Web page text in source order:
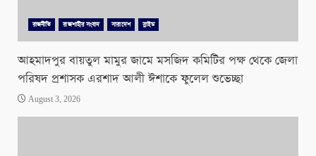
রাজনীতি রাজশাহীর সংবাদ সারাদেশ স্লাইড
আহমাদপুর বায়তুল মামুর জামে মসজিদ কমিটির পক্ষ থেকে জেলা
পরিষদ প্রশাসক এরশাদ আলী ঈশাকে ফুলেল শুভেচ্ছা
August 3, 2026